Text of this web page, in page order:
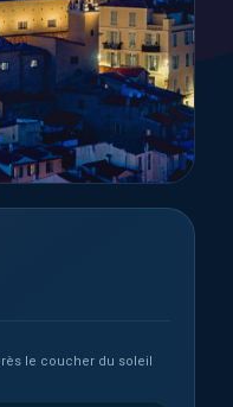
le coucher du soleil